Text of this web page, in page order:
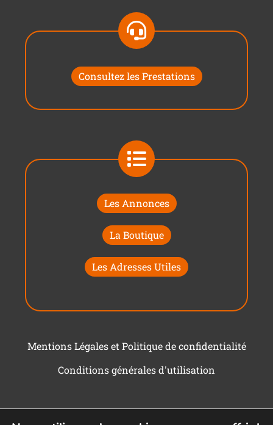
Consultez les Prestations
Les Annonces
La Boutique
Les Adresses Utiles
Mentions Légales et Politique de confidentialité
Conditions générales d'utilisation